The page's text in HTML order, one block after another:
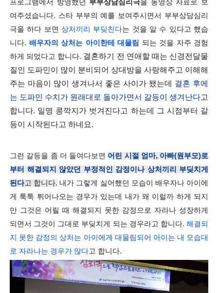
프로그램에서 방영했던 부부상담심리극을 동영상 자료로 보
여주셨습니다. 스타 부부의 예를 보여주시면서 부부상담심리
극을 하다 보면 상처끼리 부딪친다는 것을 알 수 있다고 했습
니다. 배우자의 상처는 아이한테 대물림 되는 것을 자주 경험
하게 되었다고 합니다. 결혼하기 전 연애할 때는 신경전달물
질인 도파민이 많이 분비되어 상대방을 사랑해주고 이해해
주는 마음이 많이 생겨나서 좋은 사이가 됐는데 결혼 후에
는 도파민 수치가 원래대로 돌아가면서 갈등이 생겨난다고
합니다. 일명 콩깍지가 벗겨진다고 하는데 그 시점부터 갈
등이 시작된다고 하네요.
그런 갈등을 좀 더 들여다보면 어린 시절 엄마, 아빠(원부모)로
부터 해결되지 않았던 부정적인 감정이나 상처끼리 부딪치게
된다고 합니다. 내가 그렇게 싫어했던 모습이 배우자나 아이에
게 툭툭 튀어나오는 경우가 있는데 내가 왜 이럴까 하게 되지
만 그것은 어릴 때 해결되지 못한 감정으로 자라나 성장하게
되면서 그것이 그대로 부딪치게 되는 경우라고 합니다. 해결되
지 못한 감정의 상처는 아이에게 대물림되어 아이는 내 모습대
로 자라나는 경우가 많다고 합니다.